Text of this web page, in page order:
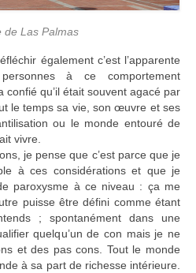
de Las Palmas
également c’est l’apparente
à ce comportement
confié qu’il était souvent agacé par
le temps sa vie, son œuvre et ses
ou le monde entouré de
vivre.
je pense que c’est parce que je
à ces considérations et que je
paroxysme à ce niveau : ça me
puisse être défini comme étant
; spontanément dans une
quelqu’un de con mais je ne
et des pas cons. Tout le monde
à sa part de richesse intérieure.